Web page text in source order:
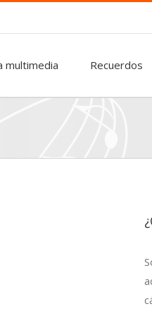
multimedia Recuerdos